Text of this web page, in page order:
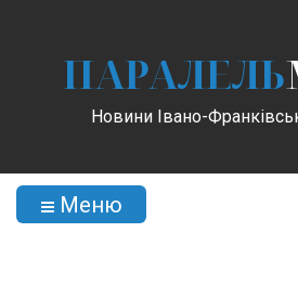
ПАРАЛЕЛЬ
Новини Івано-
Меню